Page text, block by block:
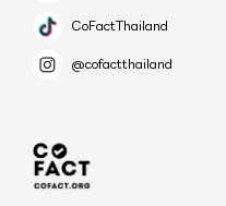
CoFactThailand
@cofactthailand